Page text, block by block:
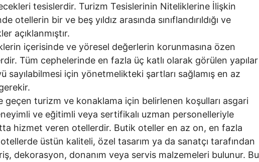
tesislerdir. Turizm Tesislerinin Niteliklerine İlişkin
otellerin bir ve beş yıldız arasında sınıflandırıldığı ve
açıklanmıştır.
içerisinde ve yöresel değerlerin korunmasına özen
Tüm cephelerinde en fazla üç katlı olarak görülen yapılar
sayılabilmesi için yönetmelikteki şartları sağlamış en az
geçen turizm ve konaklama için belirlenen koşulları asgari
ve eğitimli veya sertifikalı uzman personelleriyle
hizmet veren otellerdir. Butik oteller en az on, en fazla
otellerde üstün kaliteli, özel tasarım ya da sanatçı tarafından
dekorasyon, donanım veya servis malzemeleri bulunur. Bu